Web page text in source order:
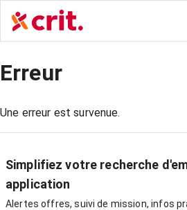
Erreur
Une erreur est survenue.
Simplifiez votre recherche
application
Alertes offres, suivi de mission, infos